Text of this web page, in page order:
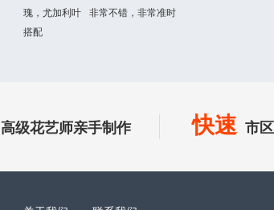
非常不错，非常准时
高级花艺师亲手制作 快速 市